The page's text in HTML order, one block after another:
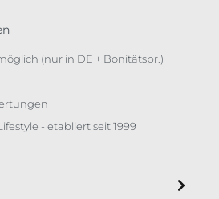
(nur in DE + Bonitätspr.)
- etabliert seit 1999